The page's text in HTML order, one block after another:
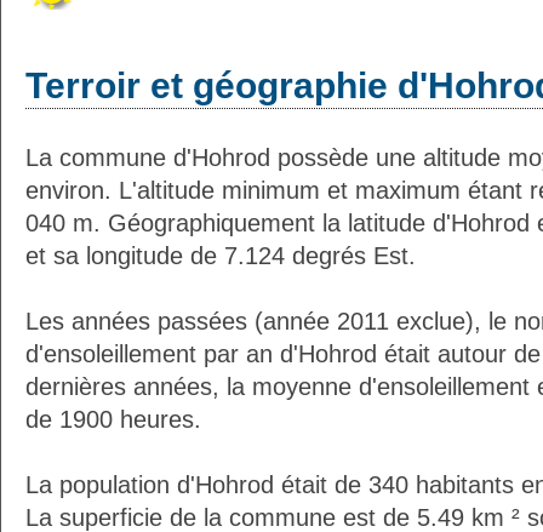
Terroir et géographie
La commune d'Hohrod possède une altitude
environ. L'altitude minimum et maximum étant
040 m. Géographiquement la latitude d'Hohrod
et sa longitude de 7.124 degrés Est.
Les années passées (année 2011 exclue), le
d'ensoleillement par an d'Hohrod était autour
dernières années, la moyenne d'ensoleillement
de 1900 heures.
La population d'Hohrod était de 340 habitants
La superficie de la commune est de 5.49 km ²